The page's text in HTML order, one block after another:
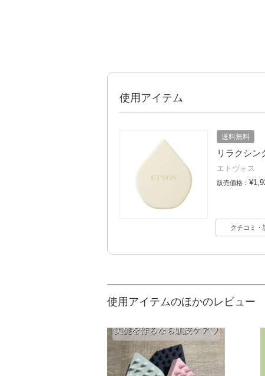
使用アイテム
送料無料
リラクシン
エトヴォス
販売価格：
クチコミ・
使用アイテムのほかのレビュー